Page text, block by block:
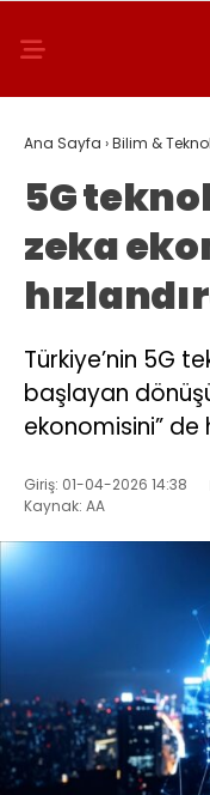
Ana Sayfa ›Bilim &
5G
zeka
Türkiye’nin 5G
başlayan
ekonomisini” de
Giriş: 01-04-2026 14:38
Kaynak: AA